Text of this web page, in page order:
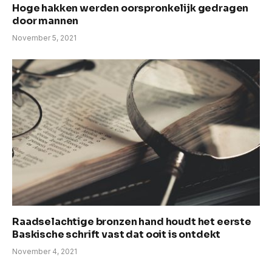
Hoge hakken werden oorspronkelijk gedragen
door mannen
November 5, 2021
Raadselachtige bronzen hand houdt het eerste
Baskische schrift vast dat ooit is ontdekt
November 4, 2021